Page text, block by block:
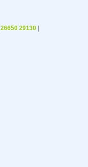
26650 29130